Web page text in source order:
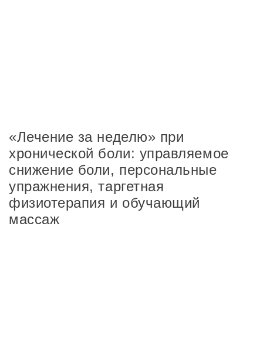
«Лечение за неделю» при
хронической боли: управляемое
снижение боли, персональные
упражнения, таргетная
физиотерапия и обучающий
массаж